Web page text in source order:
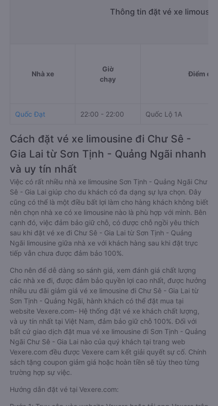
Thông tin đặt vé xe
Nhà xe
Giờ
chạy
Điểm đi
Quốc Đạt 22:00 - 22:00 Quốc Lộ 1A
Cách đặt vé xe limousine đi Chư Sê -
Gia Lai từ Sơn Tịnh - Quảng Ngãi nhanh
và uy tín nhất
Việc có rất nhiều nhà xe limousine Sơn Tịnh - Quảng Ngãi Chư
Sê - Gia Lai giúp cho du khách có đa dạng sự lựa chọn. Đây
cũng có thể là một điều bất lợi làm cho hàng khách không biết
nên chọn nhà xe có xe limousine nào là phù hợp với mình. Bên
cạnh đó, việc đảm bảo giữ chỗ, có được chỗ ngồi yêu thích
sau khi đặt vé xe đi Chư Sê - Gia Lai từ Sơn Tịnh - Quảng
Ngãi limousine giữa nhà xe với khách hàng sau khi đặt trực
tiếp vẫn chưa được đảm bảo 100%.
Cho nên để dễ dàng so sánh giá, xem đánh giá chất lượng
các nhà xe đi, được đảm bảo quyền lợi cao nhất, được hưởng
nhiều ưu đãi giảm giá vé xe limousine đi Chư Sê - Gia Lai từ
Sơn Tịnh - Quảng Ngãi, hành khách có thể đặt mua tại
website Vexere.com- Hệ thống đặt vé xe khách chất lượng,
và uy tín nhất tại Việt Nam, đảm bảo giữ chỗ 100%. Đối với
bất cứ giao dịch đặt mua vé xe limousine đi Sơn Tịnh - Quảng
Ngãi Chư Sê - Gia Lai nào của quý khách tại trang web
Vexere.com đều được Vexere cam kết giải quyết sự cố. Chính
sách tặng coupon giảm giá hoặc hoàn tiền sẽ tùy theo từng
trường hợp sự việc.
Hướng dẫn đặt vé tại Vexere.com: